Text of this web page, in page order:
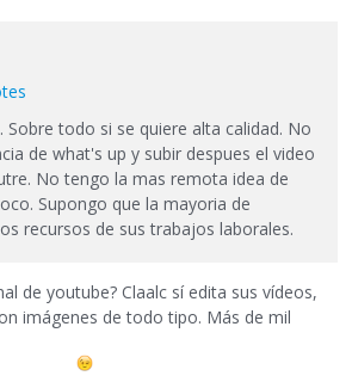
Sobre todo si se quiere alta calidad. No
de what's up y subir despues el video
No tengo la mas remota idea de
Supongo que la mayoria de
recursos de sus trabajos laborales.
de youtube? Claalc sí edita sus vídeos,
imágenes de todo tipo. Más de mil